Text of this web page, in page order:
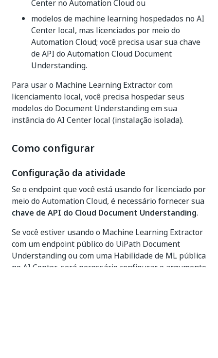
Center no Automation Cloud ou
modelos de machine learning hospedados no AI
Center local, mas licenciados por meio do
Automation Cloud; você precisa usar sua chave
de API do Automation Cloud Document
Understanding.
Para usar o Machine Learning Extractor com
licenciamento local, você precisa hospedar seus
modelos do Document Understanding em sua
instância do AI Center local (instalação isolada).
Como configurar
Configuração da atividade
Se o endpoint que você está usando for licenciado por
meio do Automation Cloud, é necessário fornecer sua
chave de API do Cloud Document Understanding.
Se você estiver usando o Machine Learning Extractor
com um endpoint público do UiPath Document
Understanding ou com uma Habilidade de ML pública
no AI Center, será necessário configurar o argumento